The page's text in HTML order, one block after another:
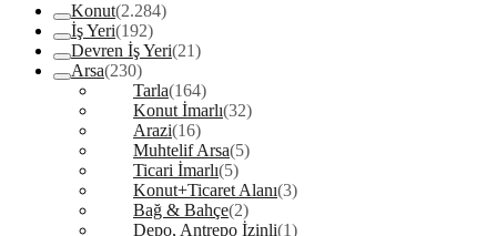
Konut(2.284)
İş Yeri(192)
Devren İş Yeri(21)
Arsa(230)
Tarla(164)
Konut İmarlı(32)
Arazi(16)
Muhtelif Arsa(5)
Ticari İmarlı(5)
Konut+Ticaret Alanı(3)
Bağ & Bahçe(2)
Depo, Antrepo İzinli(1)